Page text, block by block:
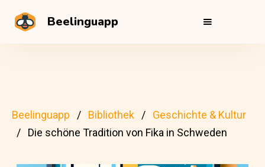
Beelinguapp
Beelinguapp Bibliothek
Geschichte & Kultur
Die schöne Tradition von Fika in Schweden